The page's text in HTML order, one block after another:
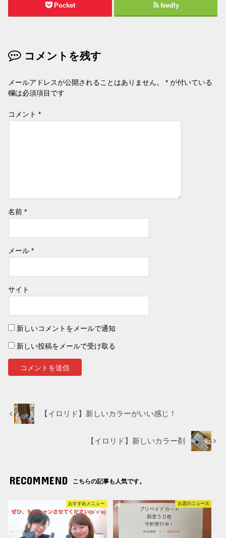
Pocket feedly
コメントを残す
メールアドレスが公開されることはありません。 * が付いている
欄は必須項目です
コメント*
名前*
メール*
サイト
新しいコメントをメールで通知
新しい投稿をメールで受け取る
【イロリド】新しいカラーがいい感じ！
【イロリド】新しいカラー剤
RECOMMEND こちらの記事も人気です。
おすすめメニュー お店のニュース